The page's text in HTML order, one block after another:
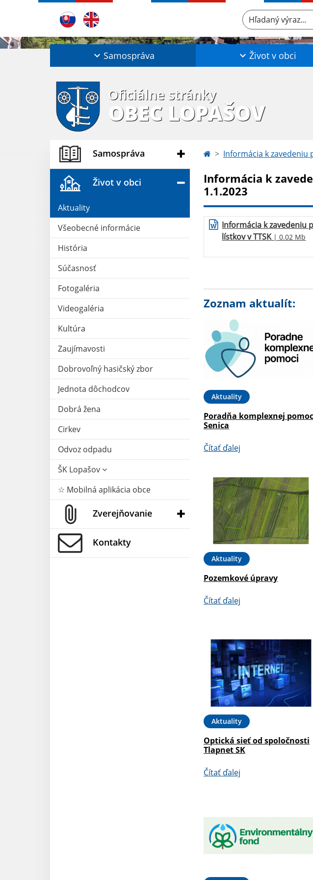
Hľadaný výraz...
Samospráva Život v obci
Oficiálne stránky
OBEC LOPAŠOV
Samospráva
Život v obci
Aktuality
Všeobecné informácie
História
Súčasnosť
Fotogaléria
Videogaléria
Kultúra
Zaujímavosti
Dobrovoľný hasičský zbor
Jednota dôchodcov
Dobrá žena
Cirkev
Odvoz odpadu
ŠK Lopašov
☆ Mobilná aplikácia obce
Zverejňovanie
Kontakty
Informácia k zavedeniu
Informácia k
1.1.2023
Informácia k zavedeniu
lístkov v TTSK| 0.02 Mb
Zoznam aktualít:
Aktuality
Poradňa komplexnej
Senica
Čítať ďalej
Aktuality
Pozemkové úpravy
Čítať ďalej
Aktuality
Optická sieť od spoločnosti
Tlapnet SK
Čítať ďalej